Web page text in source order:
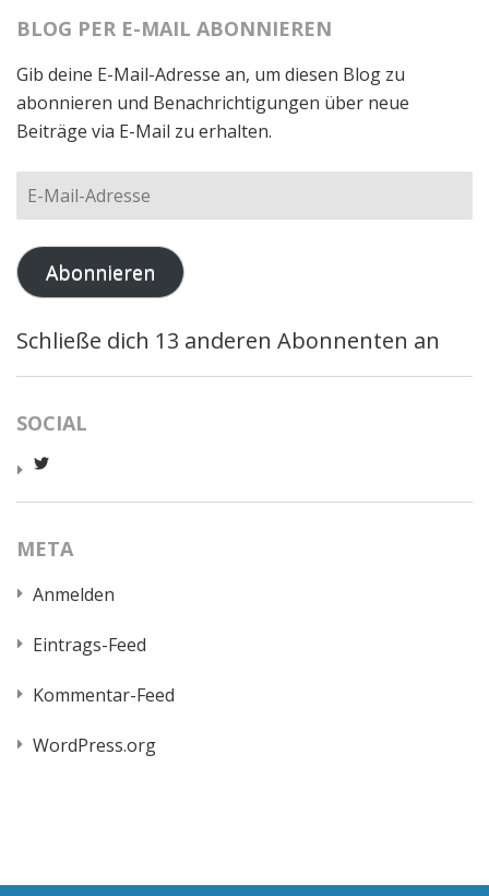
BLOG PER E-MAIL ABONNIEREN
Gib deine E-Mail-Adresse an, um diesen Blog zu
abonnieren und Benachrichtigungen über neue
Beiträge via E-Mail zu erhalten.
E-
Adresse
Abonnieren
Schließe dich 13 anderen Abonnenten an
SOCIAL
anzeigen
META
Anmelden
Eintrags-Feed
Kommentar-Feed
WordPress.org